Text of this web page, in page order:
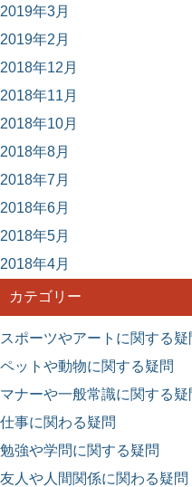
2019年3月
2019年2月
2018年12月
2018年11月
2018年10月
2018年8月
2018年7月
2018年6月
2018年5月
2018年4月
カテゴリー
スポーツやアートに関する疑
ペットや動物に関する疑問
マナーや一般常識に関する疑
仕事に関わる疑問
勉強や学問に関する疑問
友人や人間関係に関わる疑問